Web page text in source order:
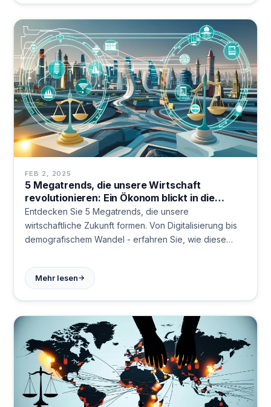
FEB 2, 2025
5 Megatrends, die unsere Wirtschaft
revolutionieren: Ein Ökonom blickt in die
Zukunft
Entdecken Sie 5 Megatrends, die unsere
wirtschaftliche Zukunft formen. Von Digitalisierung bis
demografischem Wandel - erfahren Sie, wie diese
Unternehmen und Gesellschaft bieten.
Mehr lesen→